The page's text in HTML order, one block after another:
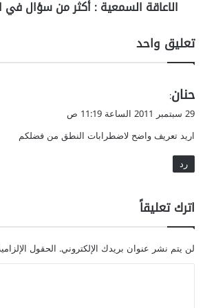
ل
ع
د
ا
ن
ي
ل
ص
م
ع
ي
ة
أ
ك
ث
ر
م
ا
ل
ي
ا
الاعاقة السمعية : أكثر من سؤال في
تعليق واحد
ي
ق
ل
حنان:
29 سبتمبر 2011 الساعة 11:19 ص
اريد تعريف واضح لاضطرابات النطق من فضلكم
رد
اترك تعليقاً
لن يتم نشر عنوان بريدك الإلكتروني. الحقول